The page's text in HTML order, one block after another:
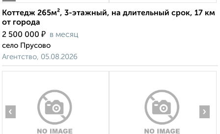
Коттедж 265м², 3-этажный, на длительный срок, 17 км
от города
2 500 000 ₽ в месяц
село Прусово
Агентство, 05.08.2026
‹ ›